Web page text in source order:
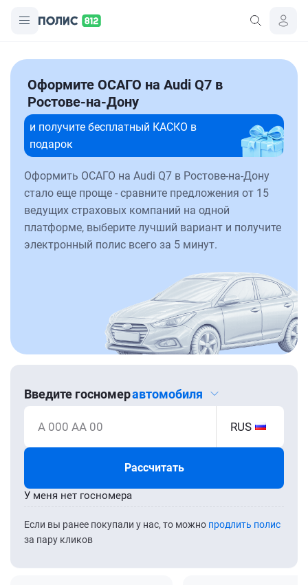
Оформите ОСАГО на Audi Q7 в
Ростове-на-Дону
и получите бесплатный КАСКО в
подарок
Оформить ОСАГО на Audi Q7 в Ростове-на-Дону
стало еще проще - сравните предложения от 15
ведущих страховых компаний на одной
платформе, выберите лучший вариант и получите
электронный полис всего за 5 минут.
Введите госномеравтомобиля
А 000 АА 00 RUS
Рассчитать
Если вы ранее покупали у нас, то можно продлить полис
за пару кликов
У меня нет госномера